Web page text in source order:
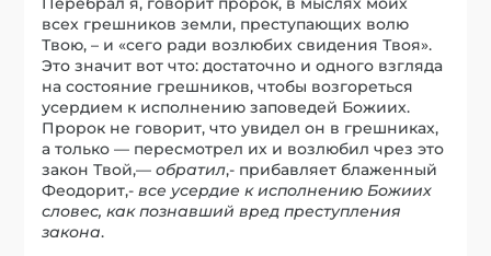
всех грешников земли, преступающих волю
Твою, – и «сего ради возлюбих свидения Твоя».
Это значит вот что: достаточно и одного взгляда
на состояние грешников, чтобы возгореться
усердием к исполнению заповедей Божиих.
Пророк не говорит, что увидел он в грешниках,
а только — пересмотрел их и возлюбил чрез это
закон Твой,—обратил,- прибавляет блаженный
Феодорит,-все усердие к исполнению Божиих
словес, как познавший вред преступления
закона.